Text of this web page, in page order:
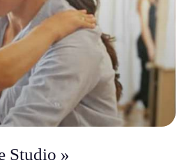
notre professeur de danses de
Studio »